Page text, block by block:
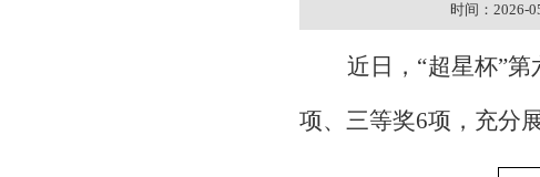
时间：2026-
近日， “超星杯”
项、三等奖6项，充分